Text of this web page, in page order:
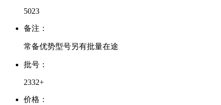
5023
备注：
常备优势型号另有批量在途
批号：
2332+
价格：